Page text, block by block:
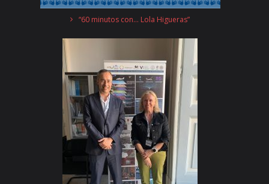
“60 minutos con… Lola Higueras”